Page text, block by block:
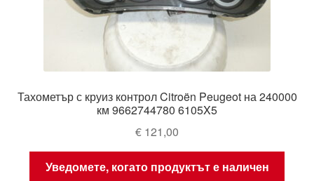
Тахометър с круиз контрол Citroën Peugeot на 240000
км 9662744780 6105X5
€ 121,00
Уведомете, когато продуктът е наличен